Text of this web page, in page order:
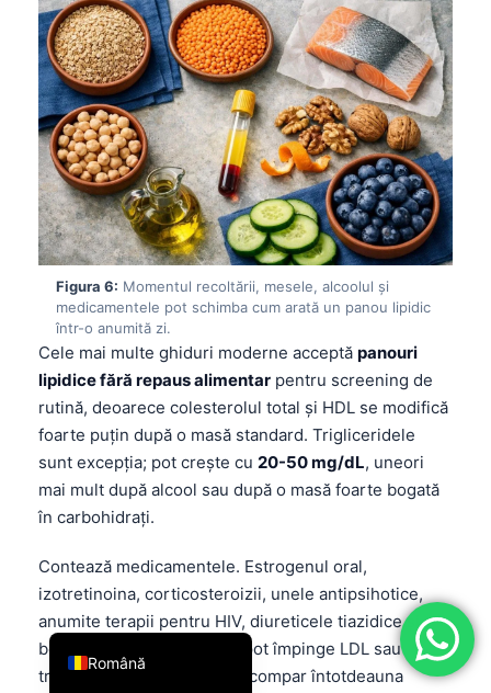
Figura 6: Momentul recoltării, mesele, alcoolul și
medicamentele pot schimba cum arată un panou lipidic
într-o anumită zi.
Cele mai multe ghiduri moderne acceptă panouri
lipidice fără repaus alimentar pentru screening de
rutină, deoarece colesterolul total și HDL se modifică
foarte puțin după o masă standard. Trigliceridele
sunt excepția; pot crește cu 20-50 mg/dL, uneori
mai mult după alcool sau după o masă foarte bogată
în carbohidrați.
Contează medicamentele. Estrogenul oral,
izotretinoina, corticosteroizii, unele antipsihotice,
anumite terapii pentru HIV, diureticele tiazidice și
beta-blocantele mai vechi pot împinge LDL sau
trigliceridele în sus, așa că compar întotdeauna
Română
English
Deutsch
Français
עִבְרִית
Italiano
Español
Português
Ελληνικά
Türkçe
简体中文
فارسی
Български
Dansk
Nederlands
हिन्दी
Bahasa Indonesia
Հայերեն